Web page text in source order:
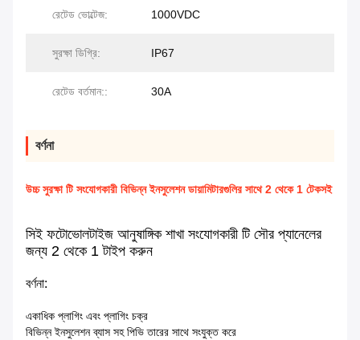
রেটেড ভোল্টেজ: 1000VDC
সুরক্ষা ডিগ্রি: IP67
রেটেড বর্তমান:: 30A
বর্ণনা
উচ্চ সুরক্ষা টি সংযোগকারী বিভিন্ন ইনসুলেশন ডায়ামিটারগুলির সাথে 2 থেকে 1 টেকসই
সিই ফটোভোলটাইজ আনুষাঙ্গিক শাখা সংযোগকারী টি সৌর প্যানেলের
জন্য 2 থেকে 1 টাইপ করুন
বর্ণনা:
একাধিক প্লাগিং এবং প্লাগিং চক্র
বিভিন্ন ইনসুলেশন ব্যাস সহ পিভি তারের সাথে সংযুক্ত করে